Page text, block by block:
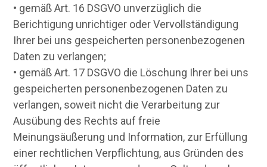
• gemäß Art. 16 DSGVO unverzüglich die
Berichtigung unrichtiger oder Vervollständigung
Ihrer bei uns gespeicherten personenbezogenen
Daten zu verlangen;
• gemäß Art. 17 DSGVO die Löschung Ihrer bei uns
gespeicherten personenbezogenen Daten zu
verlangen, soweit nicht die Verarbeitung zur
Ausübung des Rechts auf freie
Meinungsäußerung und Information, zur Erfüllung
einer rechtlichen Verpflichtung, aus Gründen des